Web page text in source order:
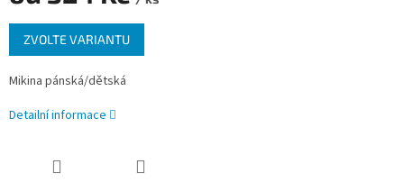
Měrná
cena:
ZVOLTE VARIANTU
Mikina pánská/dětská
Detailní informace